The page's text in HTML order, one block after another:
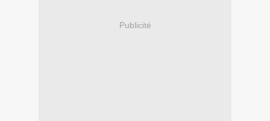
Publicité